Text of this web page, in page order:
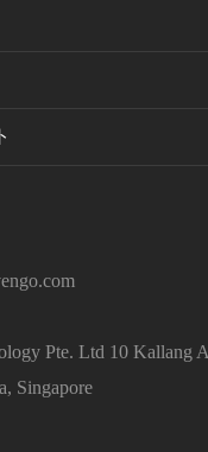
Pte. Ltd 10 Kallang
Singapore